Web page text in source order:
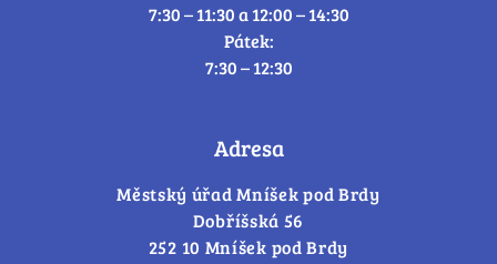
7:30 – 11:30 a 12:00 – 14:30
Pátek:
7:30 – 12:30
Adresa
Městský úřad Mníšek pod Brdy
Dobříšská 56
252 10 Mníšek pod Brdy